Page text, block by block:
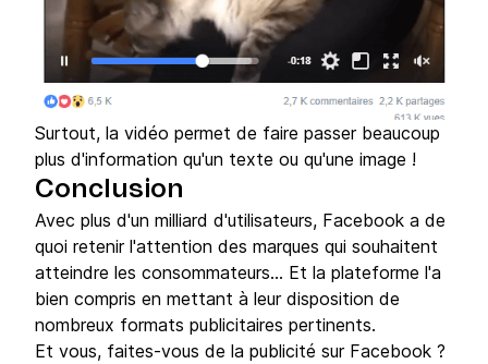
Surtout, la vidéo permet de faire passer beaucoup
plus d'information qu'un texte ou qu'une image !
Conclusion
Avec plus d'un milliard d'utilisateurs, Facebook a de
quoi retenir l'attention des marques qui souhaitent
atteindre les consommateurs... Et la plateforme l'a
bien compris en mettant à leur disposition de
nombreux formats publicitaires pertinents.
Et vous, faites-vous de la publicité sur Facebook ?